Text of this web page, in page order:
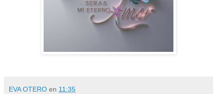
EVA OTERO en 11:35